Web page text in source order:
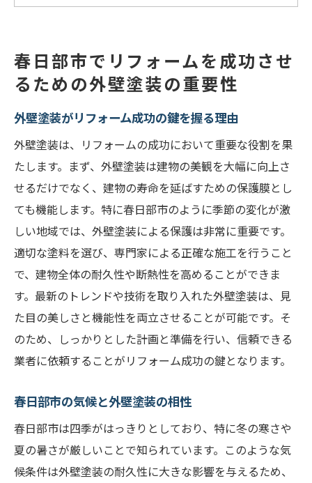
外壁塗装による断熱効果とエネルギー効率
の向上
リフォームの一環としての外壁塗装のタイ
ミング
リフォームを考えるなら春日部市での外壁塗装
が鍵
春日部市での外壁塗装のメリット
最新の塗装技術を取り入れたリフォーム事
例
外壁塗装の費用と価値
専門家に依頼する外壁塗装の利点
リフォーム計画における外壁塗装の優先度
外壁塗装の秘訣
外壁塗装で新築のような仕上がりを実現
色選びのポイントとトレンド
耐久性を考慮した塗料の選定方法
春日部市でリフォームを成功させ
るための外壁塗装の重要性
外壁塗装がリフォーム成功の鍵を握る理由
外壁塗装は、リフォームの成功において重要な役割を果
たします。まず、外壁塗装は建物の美観を大幅に向上さ
せるだけでなく、建物の寿命を延ばすための保護膜とし
ても機能します。特に春日部市のように季節の変化が激
しい地域では、外壁塗装による保護は非常に重要です。
適切な塗料を選び、専門家による正確な施工を行うこと
で、建物全体の耐久性や断熱性を高めることができま
す。最新のトレンドや技術を取り入れた外壁塗装は、見
た目の美しさと機能性を両立させることが可能です。そ
のため、しっかりとした計画と準備を行い、信頼できる
業者に依頼することがリフォーム成功の鍵となります。
春日部市の気候と外壁塗装の相性
春日部市は四季がはっきりとしており、特に冬の寒さや
夏の暑さが厳しいことで知られています。このような気
候条件は外壁塗装の耐久性に大きな影響を与えるため、